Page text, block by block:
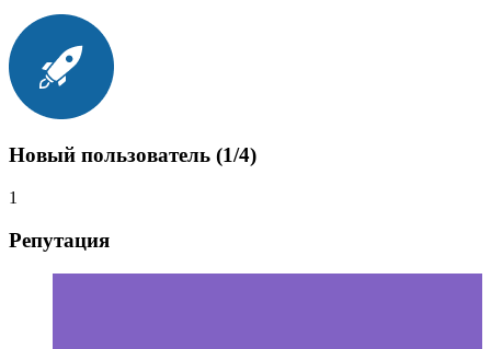
Новый пользователь (1/4)
1
Репутация